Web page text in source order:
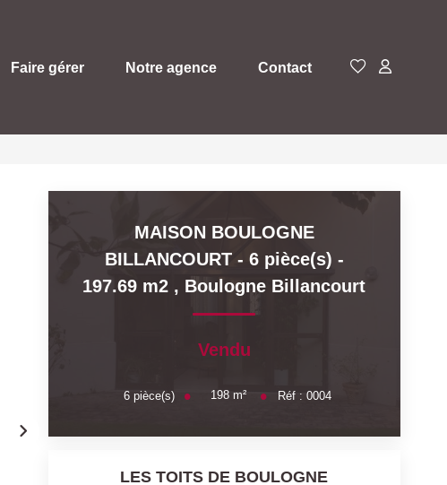
Faire gérer Notre agence Contact
MAISON BOULOGNE
BILLANCOURT - 6 pièce(s) -
197.69 m2 , Boulogne Billancourt
Vendu
6pièce(s) 198m² Réf :0004
LES TOITS DE BOULOGNE